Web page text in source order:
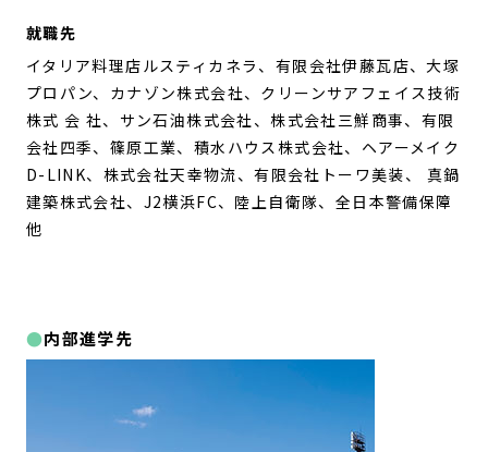
就職先
イタリア料理店ルスティカネラ、有限会社伊藤瓦店、大塚
プロパン、カナゾン株式会社、クリーンサアフェイス技術
株式 会 社、サン石油株式会社、株式会社三鮮商事、有限
会社四季、篠原工業、積水ハウス株式会社、ヘアーメイク
D-LINK、株式会社天幸物流、有限会社トーワ美装、 真鍋
建築株式会社、J2横浜FC、陸上自衛隊、全日本警備保障
他
内部進学先